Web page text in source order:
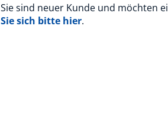
Sie sind neuer Kunde und möchten
Sie sich bitte hier.